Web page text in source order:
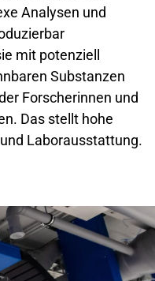
Analysen und
mit potenziell
Substanzen
Forscherinnen und
Das stellt hohe
Laborausstattung.